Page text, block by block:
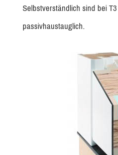
Selbstverständlich sind bei
passivhaustauglich.